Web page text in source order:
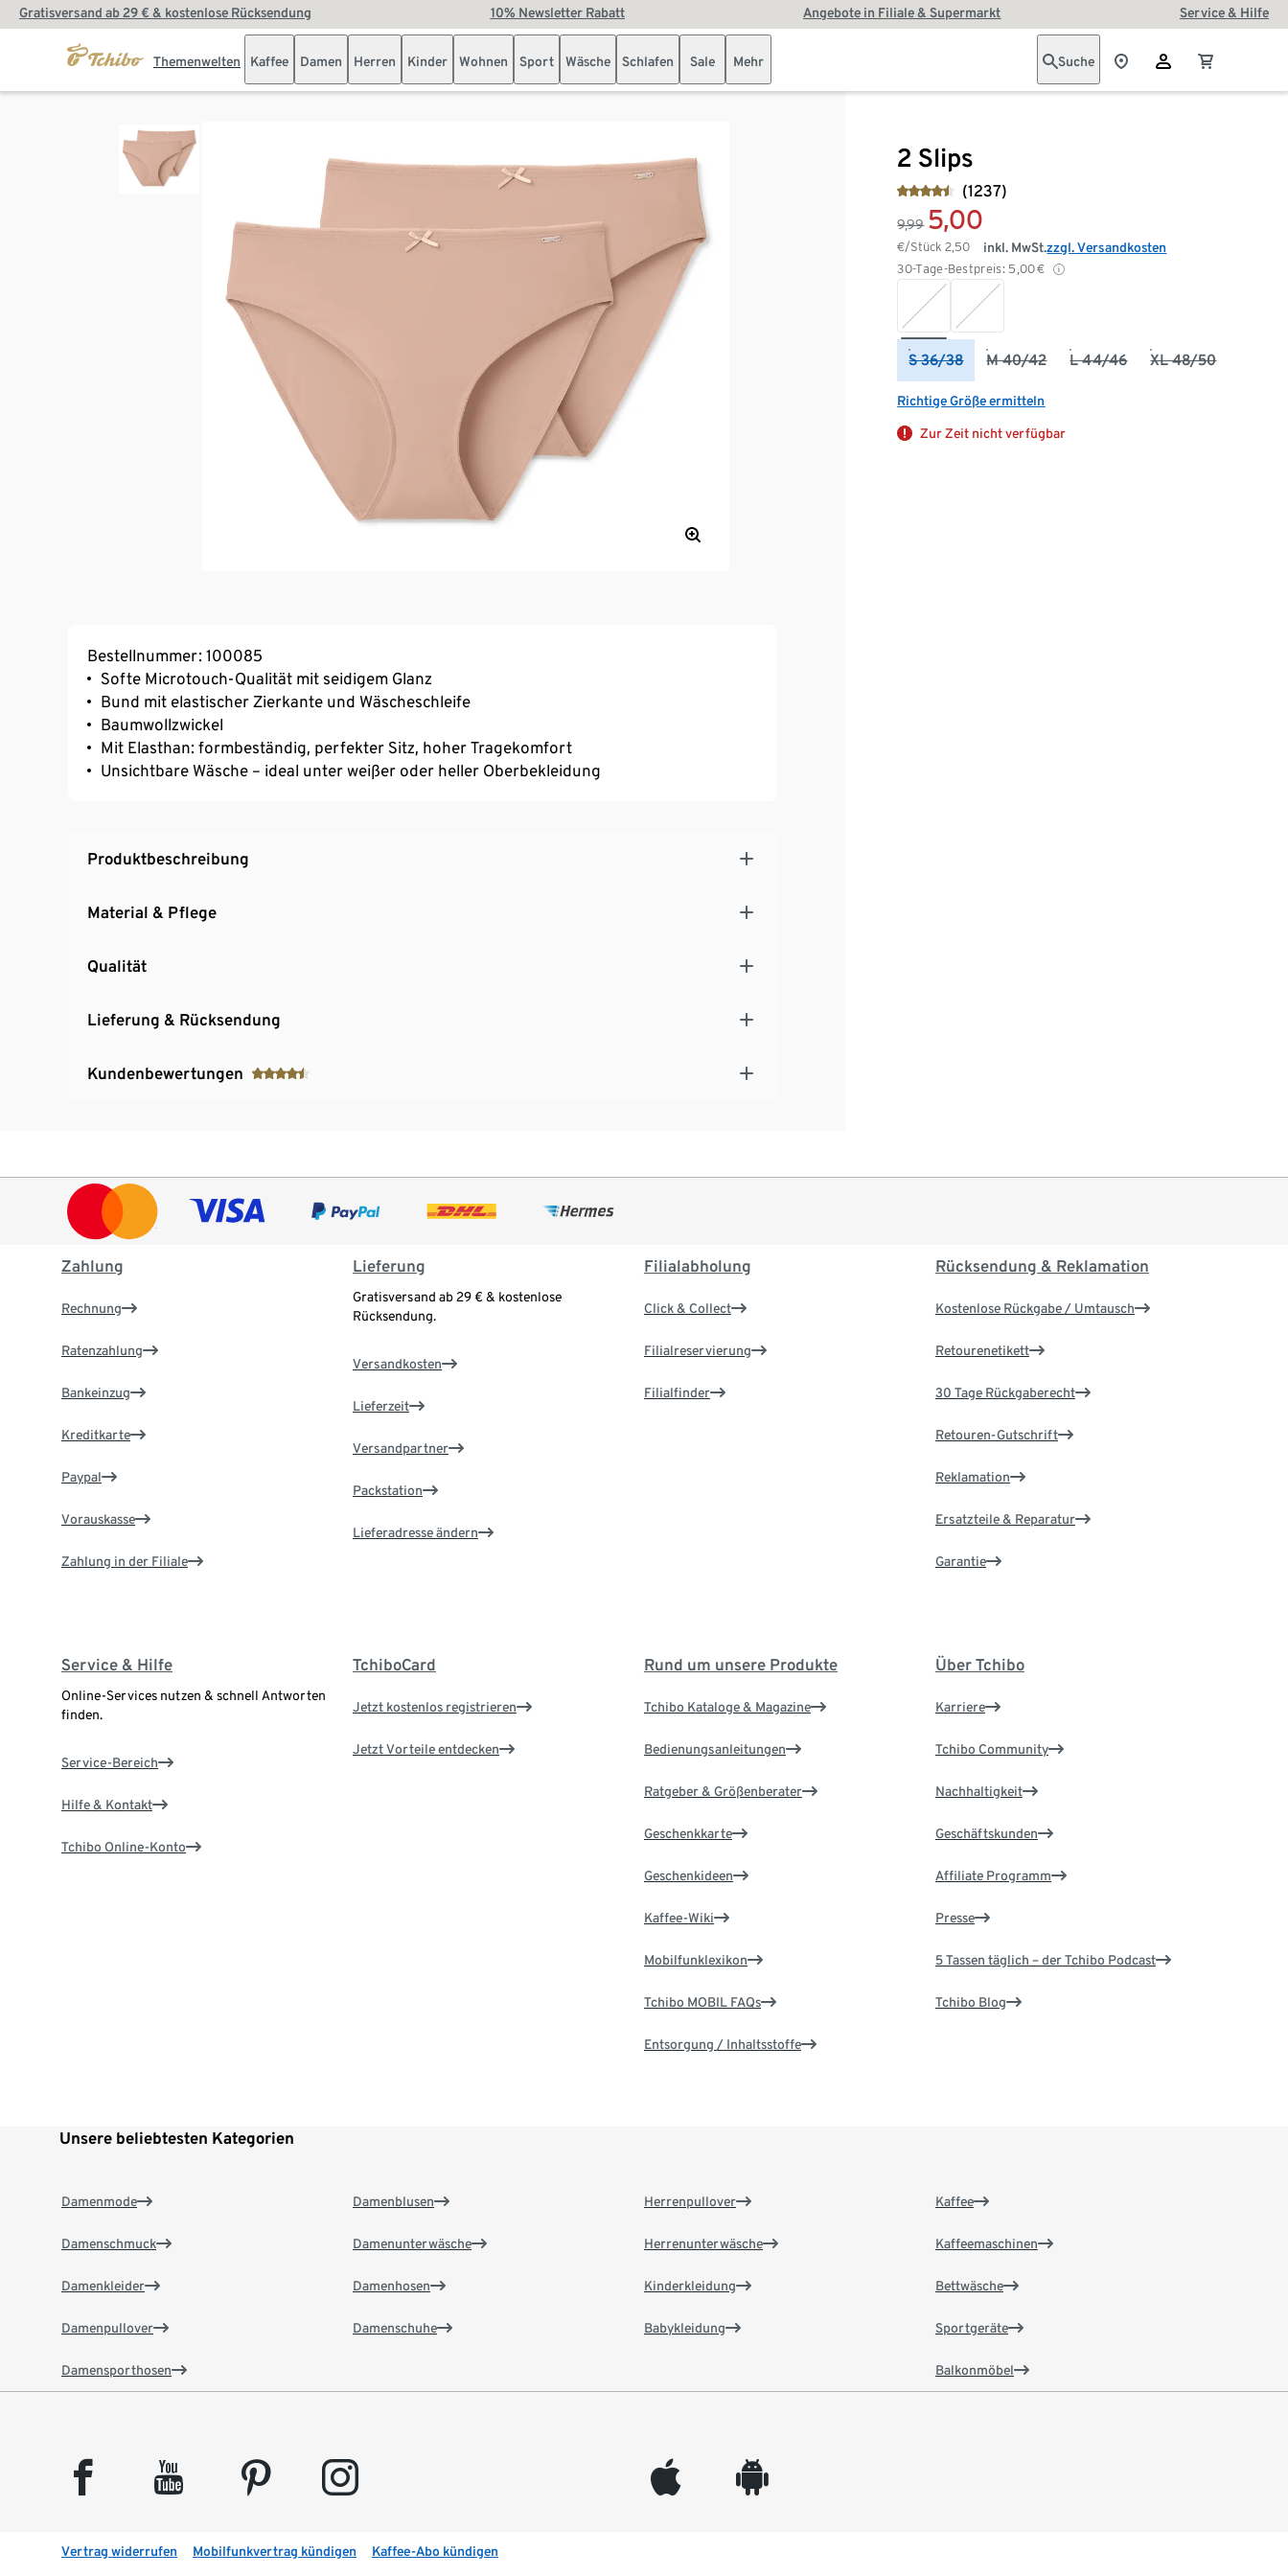
Gratisversand ab 29 € & kostenlose Rücksendung 10% Newsletter Rabatt Angebote in Filiale & Supermarkt Service & Hilfe
Themenwelten Kaffee Damen Herren Kinder Wohnen Sport Wäsche Schlafen Sale Mehr Suche
2 Slips
(1237)
9,99 5,00
€/Stück2,50
30-Tage-Bestpreis: 5,00€
inkl. MwSt.zzgl. Versandkosten
S 36/38 M 40/42 L 44/46 XL 48/50
Richtige Größe ermitteln
Zur Zeit nicht verfügbar
Bestellnummer: 100085
Softe Microtouch-Qualität mit seidigem Glanz
Bund mit elastischer Zierkante und Wäscheschleife
Baumwollzwickel
Mit Elasthan: formbeständig, perfekter Sitz, hoher Tragekomfort
Unsichtbare Wäsche – ideal unter weißer oder heller Oberbekleidung
Produktbeschreibung
Material & Pflege
Qualität
Lieferung & Rücksendung
Kundenbewertungen
Zahlung
Rechnung
Ratenzahlung
Bankeinzug
Kreditkarte
Paypal
Vorauskasse
Zahlung in der Filiale
Lieferung
Gratisversand ab 29 € & kostenlose
Rücksendung.
Versandkosten
Lieferzeit
Versandpartner
Packstation
Lieferadresse ändern
Filialabholung
Click & Collect
Filialreservierung
Filialfinder
Rücksendung & Reklamation
Kostenlose Rückgabe / Umtausch
Retourenetikett
30 Tage Rückgaberecht
Retouren-Gutschrift
Reklamation
Ersatzteile & Reparatur
Garantie
Service & Hilfe
Online-Services nutzen & schnell Antworten
finden.
Service-Bereich
Hilfe & Kontakt
Tchibo Online-Konto
TchiboCard
Jetzt kostenlos registrieren
Jetzt Vorteile entdecken
Rund um unsere Produkte
Tchibo Kataloge & Magazine
Bedienungsanleitungen
Ratgeber & Größenberater
Geschenkkarte
Geschenkideen
Kaffee-Wiki
Mobilfunklexikon
Tchibo MOBIL FAQs
Entsorgung / Inhaltsstoffe
Über Tchibo
Karriere
Tchibo Community
Nachhaltigkeit
Geschäftskunden
Affiliate Programm
Presse
5 Tassen täglich – der Tchibo Podcast
Tchibo Blog
Unsere beliebtesten Kategorien
Damenmode
Damenschmuck
Damenkleider
Damenpullover
Damensporthosen
Damenblusen
Damenunterwäsche
Damenhosen
Damenschuhe
Herrenpullover
Herrenunterwäsche
Kinderkleidung
Babykleidung
Kaffee
Kaffeemaschinen
Bettwäsche
Sportgeräte
Balkonmöbel
facebook youtube pinterest instagram appleinc android
Vertrag widerrufen Mobilfunkvertrag kündigen Kaffee-Abo kündigen